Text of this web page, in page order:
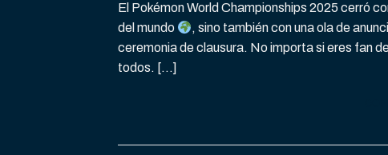
El Pokémon World Championships 2025 cerró
del mundo
, sino también con una ola de
ceremonia de clausura. No importa si eres fan
todos. […]